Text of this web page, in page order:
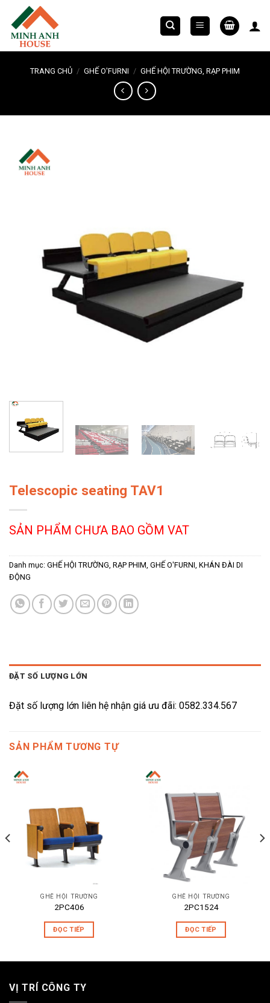
Chuyển
đến
nội
dung
TRANG CHỦ / GHẾ O'FURNI / GHẾ HỘI TRƯỜNG, RẠP PHIM
Telescopic seating TAV1
SẢN PHẨM CHƯA BAO GỒM VAT
Danh mục: GHẾ HỘI TRƯỜNG, RẠP PHIM, GHẾ O'FURNI, KHÁN ĐÀI DI
ĐỘNG
ĐẶT SỐ LƯỢNG LỚN
Đặt số lượng lớn liên hệ nhận giá ưu đãi: 0582.334.567
SẢN PHẨM TƯƠNG TỰ
GHẾ HỘI TRƯỜNG
2PC406
ĐỌC TIẾP
GHẾ HỘI TRƯỜNG
2PC1524
ĐỌC TIẾP
VỊ TRÍ CÔNG TY